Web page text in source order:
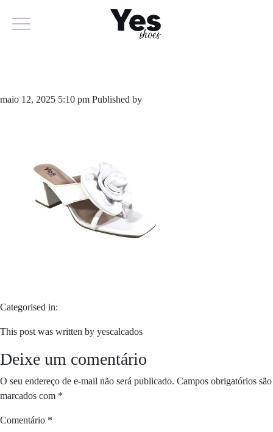
maio 12, 2025 5:10 pm Published by
Categorised in:
This post was written by yescalcados
Deixe um comentário
O seu endereço de e-mail não será publicado. Campos obrigatórios são
marcados com *
Comentário *